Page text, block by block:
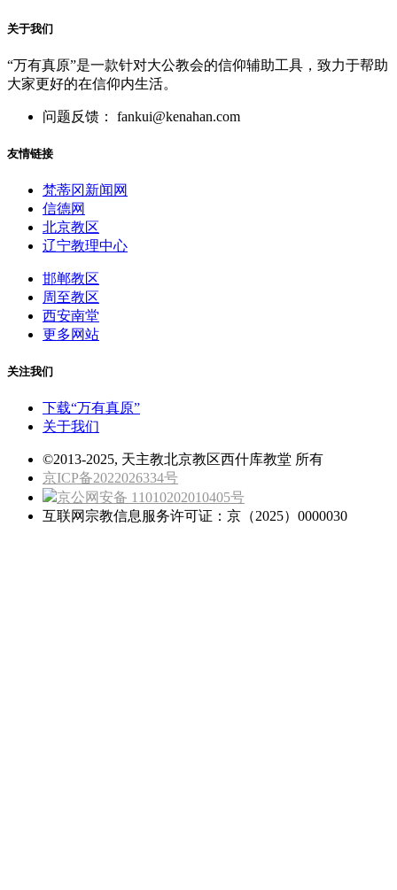
关于我们
“万有真原”是一款针对大公教会的信仰辅助工具，致力于帮助
大家更好的在信仰内生活。
问题反馈： fankui@kenahan.com
友情链接
梵蒂冈新闻网
信德网
北京教区
辽宁教理中心
邯郸教区
周至教区
西安南堂
更多网站
关注我们
下载“万有真原”
关于我们
©2013-2025, 天主教北京教区西什库教堂 所有
京ICP备2022026334号
京公网安备 11010202010405号
互联网宗教信息服务许可证：京（2025）0000030